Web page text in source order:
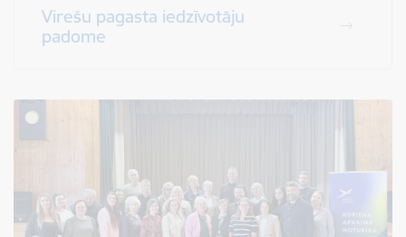
Virešu pagasta iedzīvotāju
padome